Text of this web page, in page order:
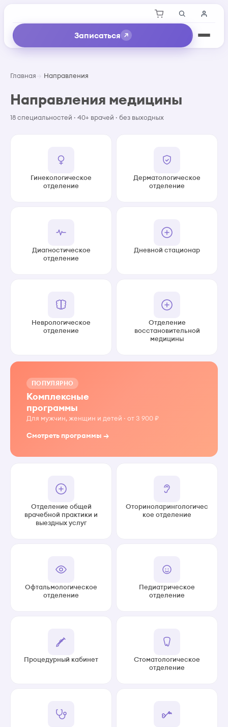
Записаться
Главная Направления
Направления медицины
18 специальностей · 40+ врачей · без выходных
Гинекологическое
отделение
Дерматологическое
отделение
Диагностическое
отделение
Дневной стационар
Неврологическое
отделение
Отделение
восстановительной
медицины
ПОПУЛЯРНО
Комплексные
программы
Для мужчин, женщин и детей · от 3 900 ₽
Смотреть программы →
Отделение общей
врачебной практики и
выездных услуг
Оториноларингологичес
кое отделение
Офтальмологическое
отделение
Педиатрическое
отделение
Процедурный кабинет
Стоматологическое
отделение